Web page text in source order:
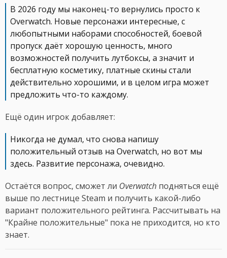
В 2026 году мы наконец-то вернулись просто к
Overwatch. Новые персонажи интересные, с
любопытными наборами способностей, боевой
пропуск даёт хорошую ценность, много
возможностей получить лутбоксы, а значит и
бесплатную косметику, платные скины стали
действительно хорошими, и в целом игра может
предложить что-то каждому.
Ещё один игрок добавляет:
Никогда не думал, что снова напишу
положительный отзыв на Overwatch, но вот мы
здесь. Развитие персонажа, очевидно.
Остаётся вопрос, сможет ли Overwatch подняться ещё
выше по лестнице Steam и получить какой-либо
вариант положительного рейтинга. Рассчитывать на
"Крайне положительные" пока не приходится, но кто
знает.